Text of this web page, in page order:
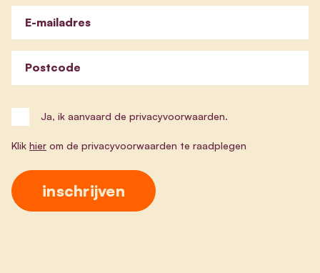
E-mailadres
Postcode
Ja, ik aanvaard de privacyvoorwaarden.
Klik hier om de privacyvoorwaarden te raadplegen